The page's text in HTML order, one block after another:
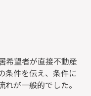
希望者が直接不動産
条件を伝え、条件に
が一般的でした。